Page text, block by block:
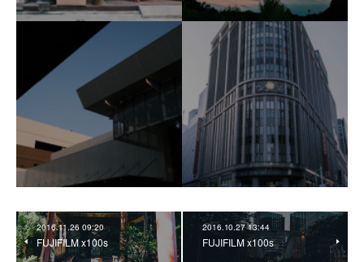
2016.11.26 09:20
FUJIFILM x100s
2016.10.27 13:44
FUJIFILM x100s